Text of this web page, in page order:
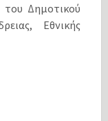
του Δημοτικού
Εθνικής